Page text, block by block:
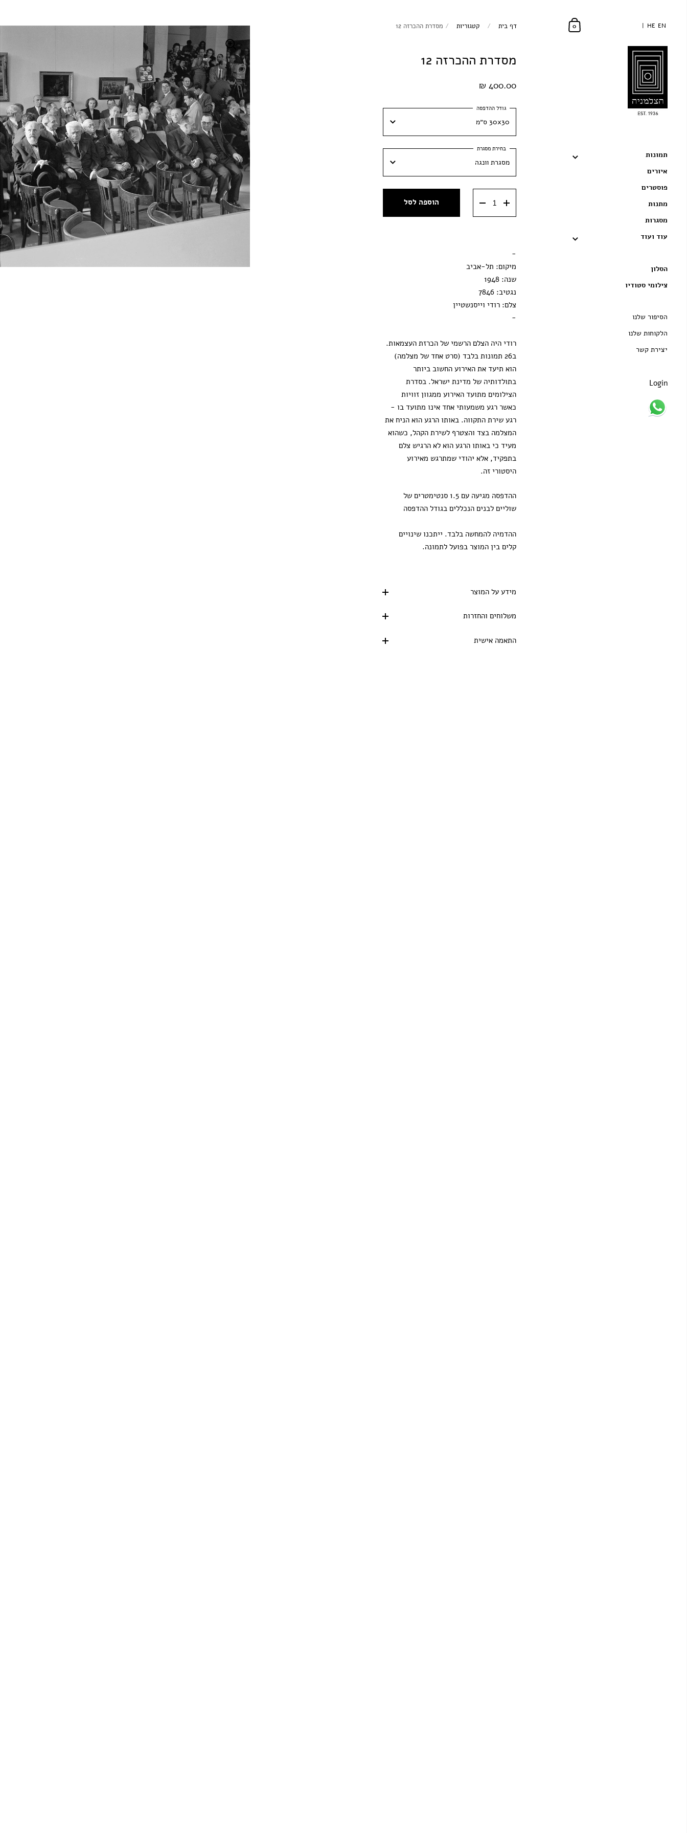
HE EN
HE EN
תמונות
איורים
פוסטרים
מתנות
מסגרות
עוד ועוד
הסלון
צילומי סטודיו
הסיפור שלנו
הלקוחות שלנו
יצירת קשר
Login
0 דף בית / קטגוריות / מסדרת ההכרזה 12
מסדרת ההכרזה 12
400.00 ₪
30x30 ס״מ
30x30 ס״מ
40x40 ס״מ
50x50 ס״מ
מסגרת וונגה
מסגרת שחורה הוספה לסל
-
מיקום: תל-אביב
שנה: 1948
נגטיב: 7846
צלם: רודי וייסנשטיין
-
רודי היה הצלם הרשמי של הכרזת העצמאות.
ב26 תמונות בלבד (סרט אחד של מצלמה)
הוא תיעד את האירוע החשוב ביותר
בתולדותיה של מדינת ישראל. בסדרת
הצילומים מתועד האירוע ממגוון זוויות
כאשר רגע משמעותי אחד אינו מתועד בו -
רגע שירת התקווה. באותו הרגע הוא הניח את
המצלמה בצד והצטרף לשירת הקהל, כשהוא
מעיד כי באותו הרגע הוא לא הרגיש צלם
בתפקיד, אלא יהודי שמתרגש מאירוע
היסטורי זה.
ההדפסה מגיעה עם 1.5 סנטימטרים של
שוליים לבנים הנכללים בגודל ההדפסה
ההדמיה להמחשה בלבד. ייתכנו שינויים
קלים בין המוצר בפועל לתמונה.
מידע על המוצר
משלוחים והחזרות
התאמה אישית